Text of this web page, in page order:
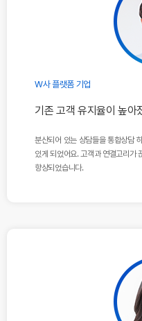
W사 플랫폼 기업
기존 고객 유지율이 높아
분산되어 있는 상담들을 통합상담
있게 되었어요. 고객과 연결고리가
향상되었습니다.